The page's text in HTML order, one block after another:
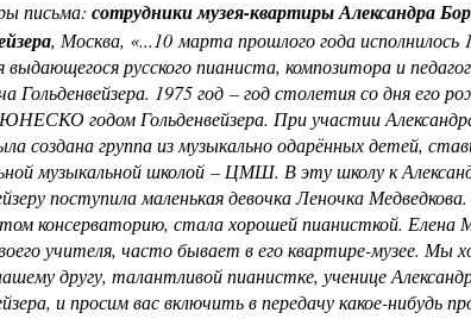
письма: сотрудники музея-квартиры Александра
, Москва, «...10 марта прошлого года исполнилось
русского пианиста, композитора и
Гольденвейзера. 1975 год – год столетия со дня его
годом Гольденвейзера. При участии
создана группа из музыкально одарённых детей,
музыкальной школой – ЦМШ. В эту школу к
поступила маленькая девочка Леночка
консерваторию, стала хорошей пианисткой. Елена
учителя, часто бывает в его квартире-музее. Мы
другу, талантливой пианистке, ученице
и просим вас включить в передачу какое-нибудь